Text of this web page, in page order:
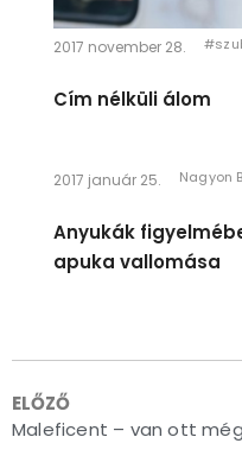
Egészen pár héttel
és
fogok viselkedni.
Felnőtt nőként.
Hosszú út előtt állok
egészséges
2017 november 28.
Cím nélküli álom
2017 január 25. Nagyon
Anyukák
apuka vallomása
ELŐZŐ